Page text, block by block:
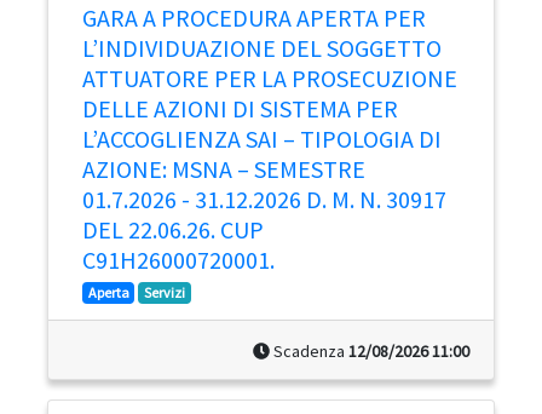
GARA A PROCEDURA APERTA PER
L’INDIVIDUAZIONE DEL SOGGETTO
ATTUATORE PER LA PROSECUZIONE
DELLE AZIONI DI SISTEMA PER
L’ACCOGLIENZA SAI – TIPOLOGIA DI
AZIONE: MSNA – SEMESTRE
01.7.2026 - 31.12.2026 D. M. N. 30917
DEL 22.06.26. CUP
C91H26000720001.
Aperta Servizi
Scadenza 12/08/2026 11:00